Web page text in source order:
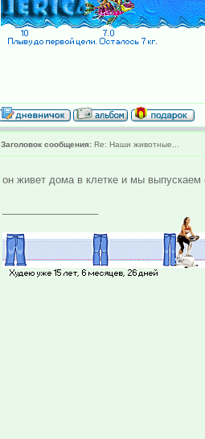
Заголовок сообщения: Re: Наши животные...
он живет дома в клетке и мы